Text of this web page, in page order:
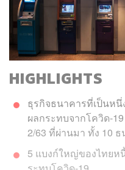
HIGHLIGHTS
ธุรกิจธนาคารที่เป็นหนึ่
ผลกระทบจากโควิด-
2/63 ที่ผ่านมา ทั้ง 10
5 แบงก์ใหญ่ของไทยห